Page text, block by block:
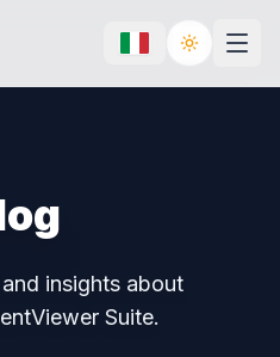
Toggle
insights about
Suite.